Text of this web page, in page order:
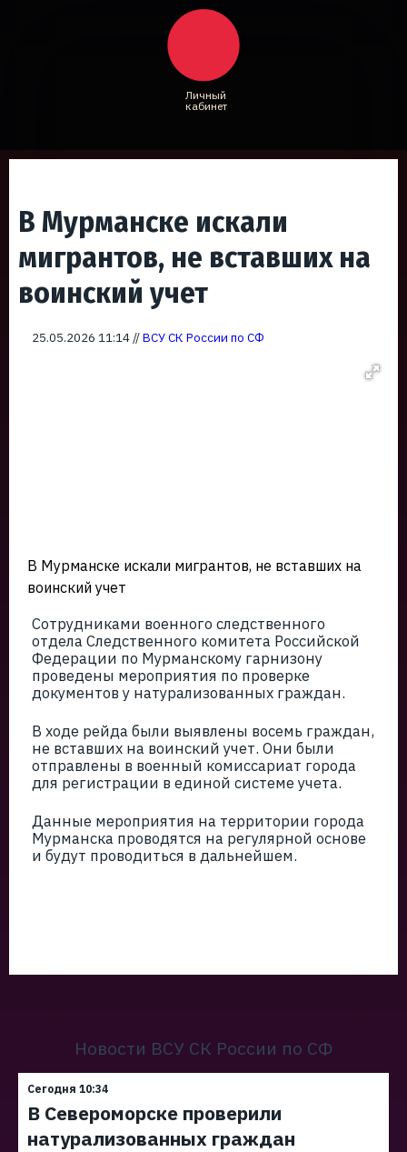
Личный
кабинет
В Мурманске искали
мигрантов, не вставших на
воинский учет
25.05.2026 11:14 //ВСУ СК России по СФ
В Мурманске искали мигрантов, не вставших на
воинский учет
Сотрудниками военного следственного
отдела Следственного комитета Российской
Федерации по Мурманскому гарнизону
проведены мероприятия по проверке
документов у натурализованных граждан.
В ходе рейда были выявлены восемь граждан,
не вставших на воинский учет. Они были
отправлены в военный комиссариат города
для регистрации в единой системе учета.
Данные мероприятия на территории города
Мурманска проводятся на регулярной основе
и будут проводиться в дальнейшем.
Новости ВСУ СК России по СФ
Сегодня 10:34
В Североморске проверили
натурализованных граждан